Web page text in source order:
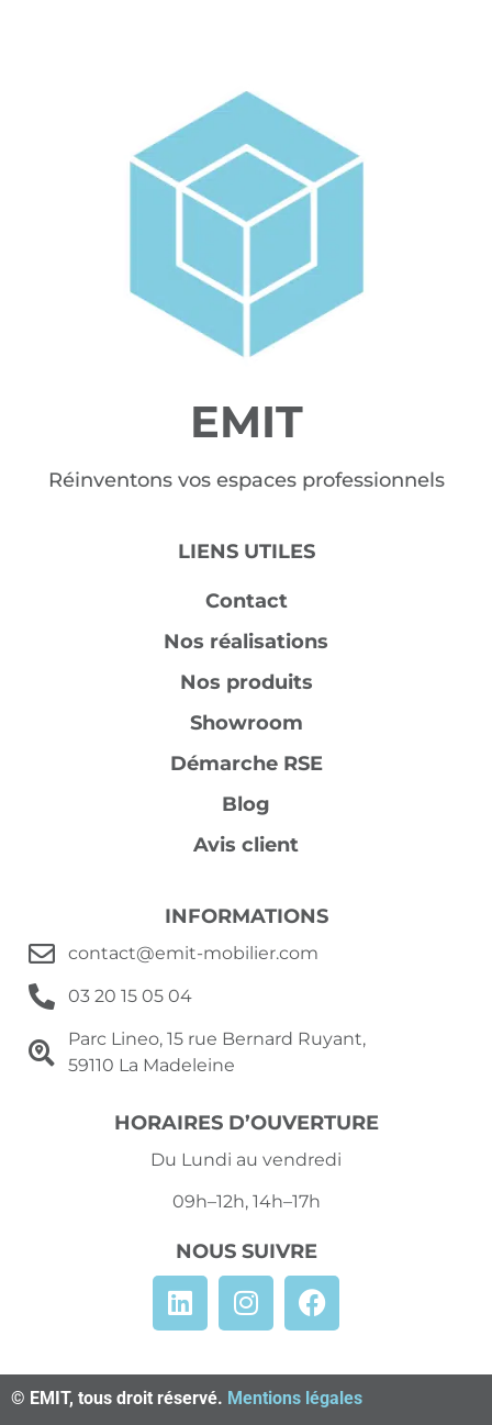
EMIT
Réinventons vos espaces professionnels
LIENS UTILES
Contact
Nos réalisations
Nos produits
Showroom
Démarche RSE
Blog
Avis client
INFORMATIONS
contact@emit-mobilier.com
03 20 15 05 04
Parc Lineo, 15 rue Bernard Ruyant,
59110 La Madeleine
HORAIRES D’OUVERTURE
Du Lundi au vendredi
09h–12h, 14h–17h
NOUS SUIVRE
© EMIT, tous droit réservé. Mentions légales